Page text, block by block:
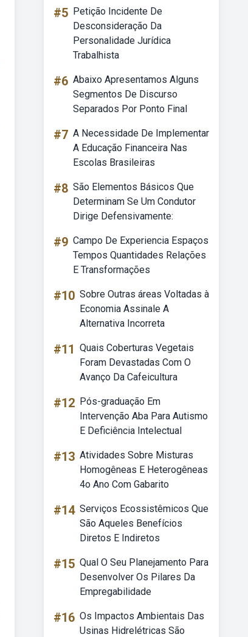
#5 Petição Incidente De
Desconsideração Da
Personalidade Jurídica
Trabalhista
#6 Abaixo Apresentamos Alguns
Segmentos De Discurso
Separados Por Ponto Final
#7 A Necessidade De Implementar
A Educação Financeira Nas
Escolas Brasileiras
#8 São Elementos Básicos Que
Determinam Se Um Condutor
Dirige Defensivamente:
#9 Campo De Experiencia Espaços
Tempos Quantidades Relações
E Transformações
#10 Sobre Outras áreas Voltadas à
Economia Assinale A
Alternativa Incorreta
#11 Quais Coberturas Vegetais
Foram Devastadas Com O
Avanço Da Cafeicultura
#12 Pós-graduação Em
Intervenção Aba Para Autismo
E Deficiência Intelectual
#13 Atividades Sobre Misturas
Homogêneas E Heterogêneas
4o Ano Com Gabarito
#14 Serviços Ecossistêmicos Que
São Aqueles Benefícios
Diretos E Indiretos
#15 Qual O Seu Planejamento Para
Desenvolver Os Pilares Da
Empregabilidade
#16 Os Impactos Ambientais Das
Usinas Hidrelétricas São